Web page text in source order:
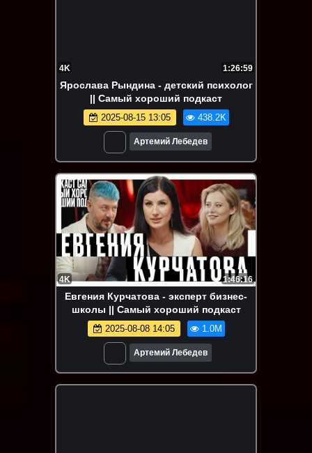
4K 1:26:59
Ярослава Рындина - детский психолог
|| Самый хороший подкаст
2025-08-15 13:05 438.2K
Артемий Лебедев
4K 1:46:16
Евгения Курчатова - эксперт бизнес-
школы || Самый хороший подкаст
2025-08-08 14:05 1.0M
Артемий Лебедев